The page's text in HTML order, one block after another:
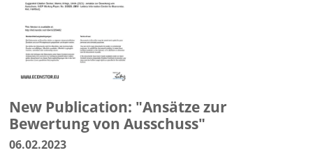
New Publication: "Ansätze zur
Bewertung von Ausschuss"
06.02.2023